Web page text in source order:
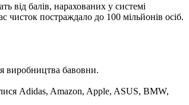
від балів, нарахованих у системі
чисток постраждало до 100 мільйонів осіб.
виробництва бавовни.
Adidas, Amazon, Apple, ASUS, BMW,